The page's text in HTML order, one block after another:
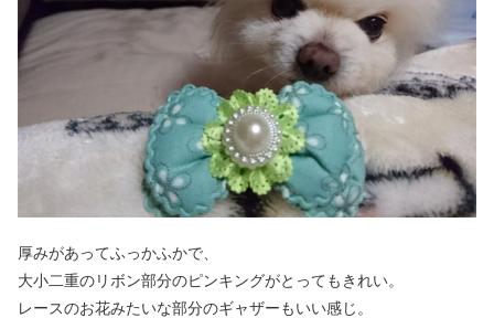
厚みがあってふっかふかで、
大小二重のリボン部分のピンキングがとってもきれい。
レースのお花みたいな部分のギャザーもいい感じ。